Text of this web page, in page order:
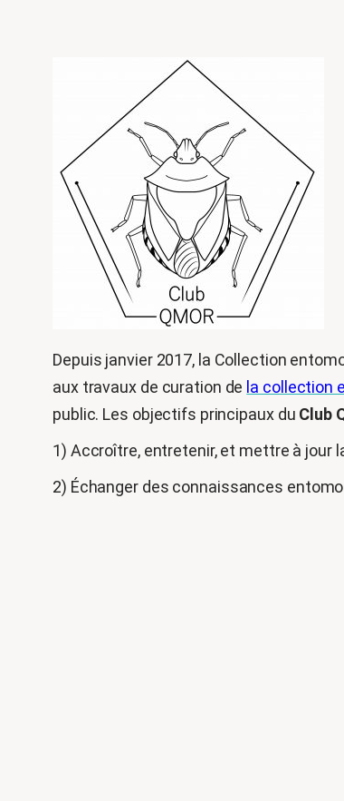
Depuis janvier 2017, la Collection
aux travaux de curation de la collection
public. Les objectifs principaux du Club
1) Accroître, entretenir, et mettre à jour
2) Échanger des connaissances